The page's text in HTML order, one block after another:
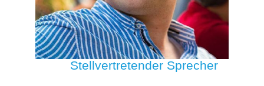
Stellvertretender Sprecher